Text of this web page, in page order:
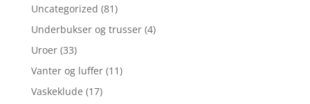
Uncategorized (81)
Underbukser og trusser (4)
Uroer (33)
Vanter og luffer (11)
Vaskeklude (17)